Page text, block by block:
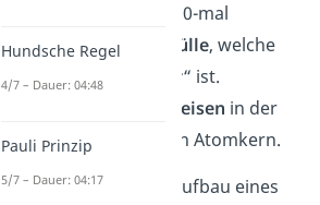
aus einer fast 3000-mal
größerenAtomhülle, welche
größtenteils „
leer“ ist.
kreisen in der
Atomhülle um den Atomkern.
Rutherford hat
den Aufbau eines
Hundsche Regel
4/7 – Dauer: 04:48
Pauli Prinzip
5/7 – Dauer: 04:17